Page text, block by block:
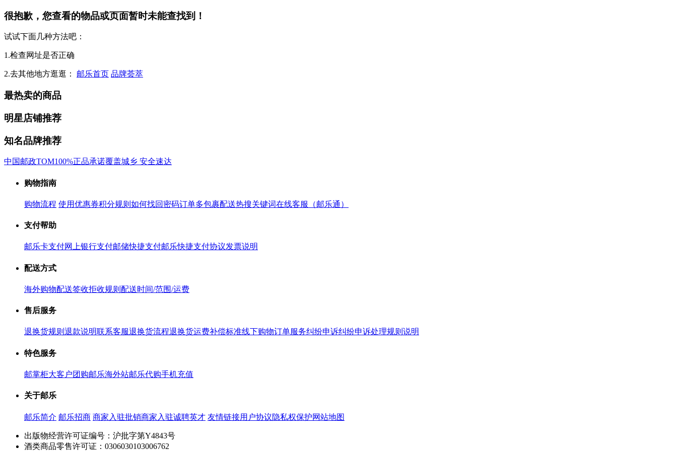
很抱歉，您查看的物品或页面暂时未能查找到！
试试下面几种方法吧：
1.检查网址是否正确
2.去其他地方逛逛： 邮乐首页 品牌荟萃
最热卖的商品
明星店铺推荐
知名品牌推荐
中国邮政TOM100%正品承诺覆盖城乡 安全速达
购物指南
购物流程 使用优惠券积分规则 如何找回密码订单多包裹配送热搜关键词在线客服（邮乐通）
支付帮助
邮乐卡支付网上银行支付邮储快捷支付邮乐快捷支付协议发票说明
配送方式
海外购物配送签收拒收规则 配送时间/范围/运费
售后服务
退换货规则 退款说明联系客服退换货流程退换货运费补偿标准线下购物订单服务纠纷申诉纠纷申诉处理规则说明
特色服务
邮掌柜大客户团购邮乐海外站邮乐代购手机充值
关于邮乐
邮乐简介 邮乐招商 商家入驻批销商家入驻诚聘英才 友情链接用户协议隐私权保护网站地图
出版物经营许可证编号：沪批字第Y4843号
酒类商品零售许可证：0306030103006762